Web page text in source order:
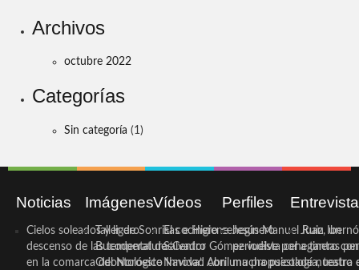
Archivos
octubre 2022
Categorías
Sin categoría (1)
Noticias
Cielos soleados y ligero
descenso de las temperaturas
en la comarca del Noroeste
Imágenes
Taller de Sonrisas e Higiene
Bucodental de ‘Centro
Odontológico Innova’. Abril
Vídeos
El cocinero ceheginero
Salvador Gómez vuelve por
Navidad con una propuesta
Perfiles
Jesús Manuel Ruiz, un
periodista ceheginero con
mucha psicología, teatro
Juan
a tantas
de nuestra